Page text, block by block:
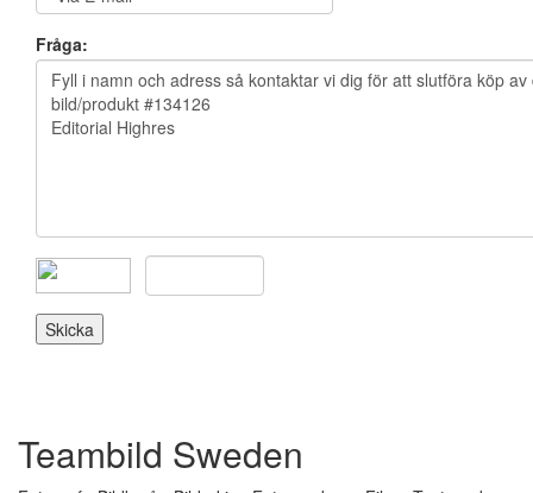
Fråga:
Teambild Sweden